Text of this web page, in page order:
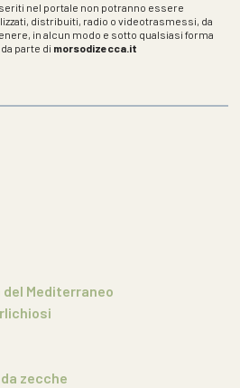
nel portale non potranno essere
distribuiti, radio o videotrasmessi, da
in alcun modo e sotto qualsiasi forma
parte di morsodizecca.it
Mediterraneo
zecche